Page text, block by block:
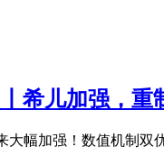
希儿加强，重
大幅加强！数值机制